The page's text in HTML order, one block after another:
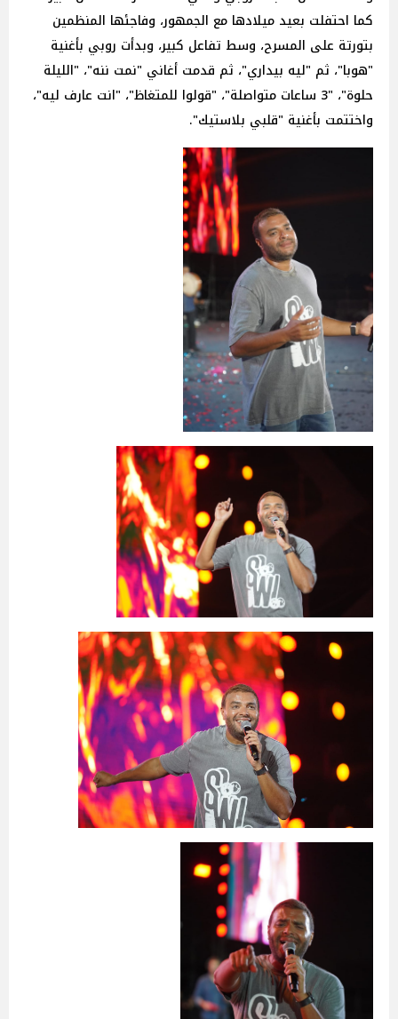
كما احتفلت بعيد ميلادها مع الجمهور، وفاجئها المنظمين
بتورتة على المسرح، وسط تفاعل كبير، وبدأت روبي بأغنية
"هوبا"، ثم "ليه بيداري"، ثم قدمت أغاني "نمت ننه"، "الليلة
حلوة"، "3 ساعات متواصلة"، "قولوا للمتغاظ"، "انت عارف ليه"،
واختتمت بأغنية "قلبي بلاستيك".